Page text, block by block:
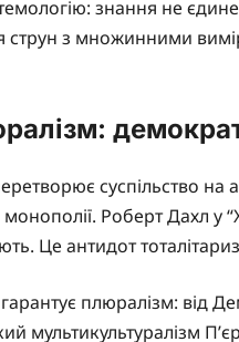
знання не
струн з множинними
суспільство на
Роберт Дахл у
Це антидот
плюралізм: від
мультикультуралізм